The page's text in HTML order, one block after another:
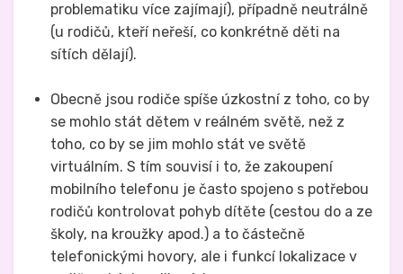
problematiku více zajímají), případně neutrálně
(u rodičů, kteří neřeší, co konkrétně děti na
sítích dělají).
Obecně jsou rodiče spíše úzkostní z toho, co by
se mohlo stát dětem v reálném světě, než z
toho, co by se jim mohlo stát ve světě
virtuálním. S tím souvisí i to, že zakoupení
mobilního telefonu je často spojeno s potřebou
rodičů kontrolovat pohyb dítěte (cestou do a ze
školy, na kroužky apod.) a to částečně
telefonickými hovory, ale i funkcí lokalizace v